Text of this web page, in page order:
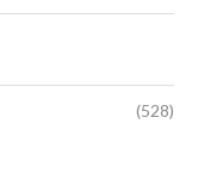
(528)